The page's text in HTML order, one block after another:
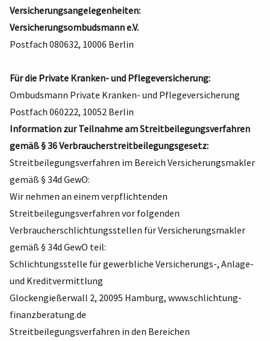
Versicherungsangelegenheiten:
Versicherungsombudsmann e.V.
Postfach 080632, 10006 Berlin
Für die Private Kranken- und Pflegeversicherung:
Ombudsmann Private Kranken- und Pflegeversicherung
Postfach 060222, 10052 Berlin
Information zur Teilnahme am Streitbeilegungsverfahren
gemäß § 36 Verbraucherstreitbeilegungsgesetz:
Streitbeilegungsverfahren im Bereich Versicherungsmakler
gemäß § 34d GewO:
Wir nehmen an einem verpflichtenden
Streitbeilegungsverfahren vor folgenden
Verbraucherschlichtungsstellen für Versicherungsmakler
gemäß § 34d GewO teil:
Schlichtungsstelle für gewerbliche Versicherungs-, Anlage-
und Kreditvermittlung
Glockengießerwall 2, 20095 Hamburg, www.schlichtung-
finanzberatung.de
Streitbeilegungsverfahren in den Bereichen